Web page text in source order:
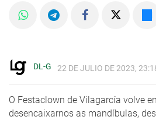
DL-G 22 DE JULIO DE 2023,
O Festaclown de Vilagarcía volve
desencaixarnos as mandíbulas,